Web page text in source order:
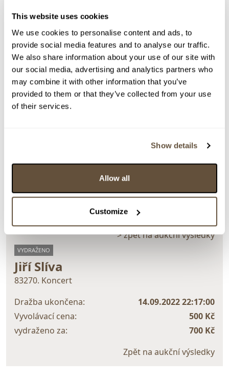
This website uses cookies
We use cookies to personalise content and ads, to
provide social media features and to analyse our traffic.
We also share information about your use of our site with
our social media, advertising and analytics partners who
may combine it with other information that you’ve
provided to them or that they’ve collected from your use
of their services.
Show details
Allow all
Customize
Detail položky
> Zobrazit detail položky a informace o autorovi
> zpět na aukční výsledky
VYDRAŽENO
Jiří Slíva
83270. Koncert
Dražba ukončena:
14.09.2022 22:17:00
Vyvolávací cena:
500 Kč
vydraženo za:
700 Kč
Zpět na aukční výsledky